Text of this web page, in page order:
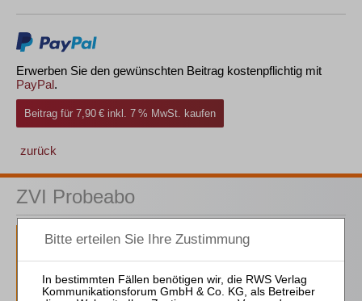
Erwerben Sie den gewünschten Beitrag kostenpflichtig mit
PayPal.
Beitrag für 7,90 € inkl. 7 % MwSt. kaufen
zurück
ZVI Probeabo
1 Ausgaben als kostenfreies Probe-Abo
Nutzung
Probe-Abo bestellen